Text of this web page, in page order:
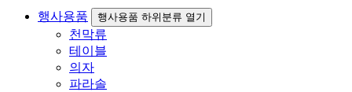
행사용품 행사용품 하위분류 열기
천막류
테이블
의자
파라솔